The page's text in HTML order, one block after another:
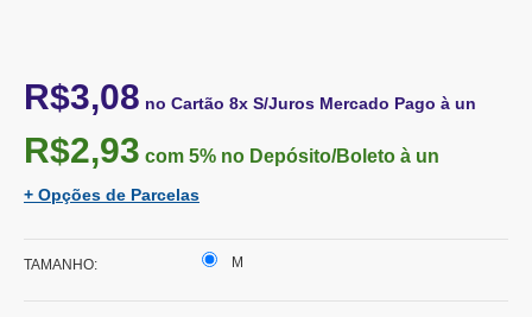
R$3,08 no Cartão 8x S/Juros Mercado Pago à un
R$2,93 com 5% no Depósito/Boleto à un
+ Opções de Parcelas
TAMANHO: M